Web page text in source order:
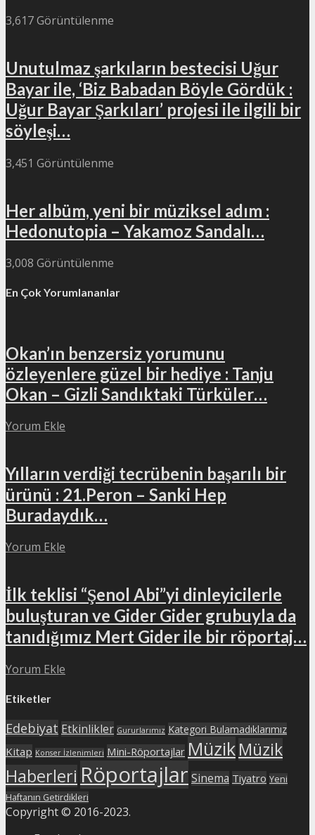
3,617 Görüntülenme
Unutulmaz şarkıların bestecisi Uğur
Bayar ile, ‘Biz Babadan Böyle Gördük :
Uğur Bayar Şarkıları’ projesi ile ilgili bir
söyleşi…
3,451 Görüntülenme
Her albüm, yeni bir müziksel adım :
Hedonutopia – Yakamoz Sandalı…
3,008 Görüntülenme
En Çok Yorumlananlar
Okan’ın benzersiz yorumunu
özleyenlere güzel bir hediye : Tanju
Okan – Gizli Sandıktaki Türküler…
Yorum Ekle
Yılların verdiği tecrübenin başarılı bir
ürünü : 21.Peron – Sanki Hep
Buradaydık…
Yorum Ekle
İlk teklisi “Şenol Abi”yi dinleyicilerle
buluşturan ve Gider Gider grubuyla da
tanıdığımız Mert Gider ile bir röportaj…
Yorum Ekle
Etiketler
Edebiyat Etkinlikler Gururlarımız Kategori Bulamadıklarımız
Kitap Konser İzlenimleri Mini-Röportajlar MüzikMüzik
Haberleri Röportajlar Sinema Tiyatro Yeni
Haftanın Getirdikleri
Copyright © 2016-2023.